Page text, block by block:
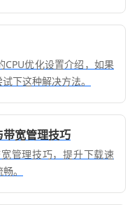
优化设置介绍，如果
下这种解决方法。
宽管理技巧
管理技巧，提升下载速
。